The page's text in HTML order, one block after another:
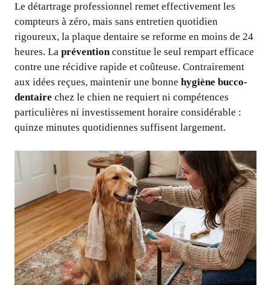
Le détartrage professionnel remet effectivement les
compteurs à zéro, mais sans entretien quotidien
rigoureux, la plaque dentaire se reforme en moins de 24
heures. La préventionconstitue le seul rempart efficace
contre une récidive rapide et coûteuse. Contrairement
aux idées reçues, maintenir une bonne hygiène bucco-
dentaire chez le chien ne requiert ni compétences
particulières ni investissement horaire considérable :
quinze minutes quotidiennes suffisent largement.